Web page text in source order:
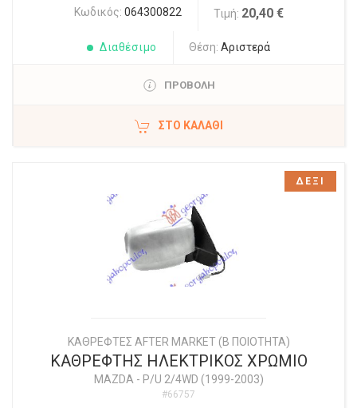
Κωδικός: 064300822 Τιμή: 20,40 €
Διαθέσιμο Θέση: Αριστερά
ΠΡΟΒΟΛΗ
ΣΤΟ ΚΑΛΆΘΙ
ΚΑΘΡΕΦΤΕΣ AFTER MARKET (Β ΠΟΙΟΤΗΤΑ)
ΚΑΘΡΕΦΤΗΣ ΗΛΕΚΤΡΙΚΟΣ ΧΡΩΜΙΟ
MAZDA- P/U 2/4WD (1999-2003)
#66757
ΔΕΞΙ